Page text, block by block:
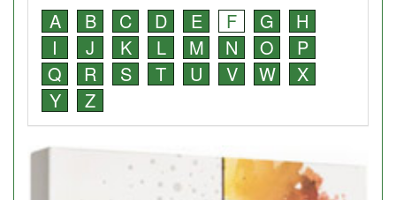
A B C D E F G
H
I
J K L M N O
P
Q
R S T U V W
X
Y
Z